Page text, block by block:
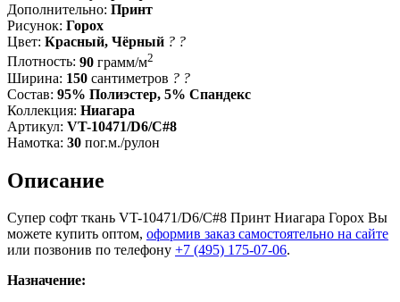
Дополнительно: Принт
Рисунок: Горох
Цвет: Красный, Чёрный ? ?
Плотность: 90 грамм/м2
Ширина: 150 сантиметров ? ?
Состав: 95% Полиэстер, 5% Спандекс
Коллекция: Ниагара
Артикул: VT-10471/D6/C#8
Намотка: 30 пог.м./рулон
Описание
Супер софт ткань VT-10471/D6/C#8 Принт Ниагара Горох Вы
можете купить оптом, оформив заказ самостоятельно на сайте
или позвонив по телефону +7 (495) 175-07-06.
Назначение: